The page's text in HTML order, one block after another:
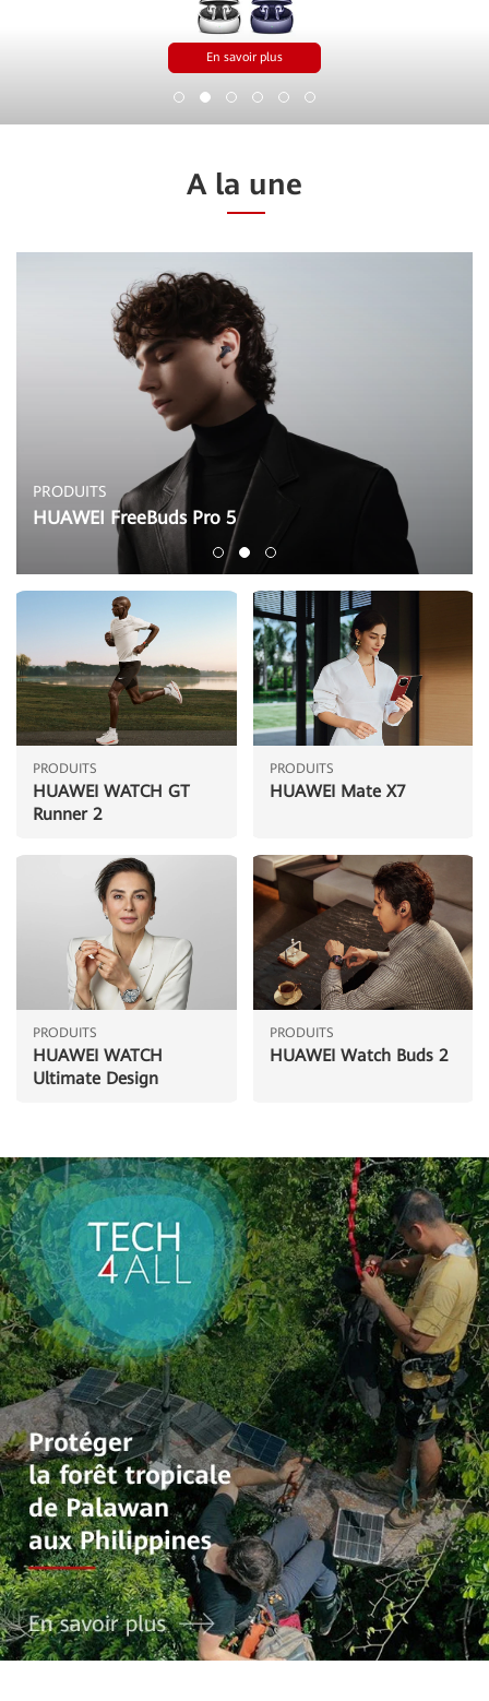
En savoir plus
A la une
PRODUITS
HUAWEI FreeBuds Pro 5
PRODUITS
HUAWEI WATCH GT
Runner 2
PRODUITS
HUAWEI Mate X7
PRODUITS
HUAWEI WATCH
Ultimate Design
PRODUITS
HUAWEI Watch Buds 2